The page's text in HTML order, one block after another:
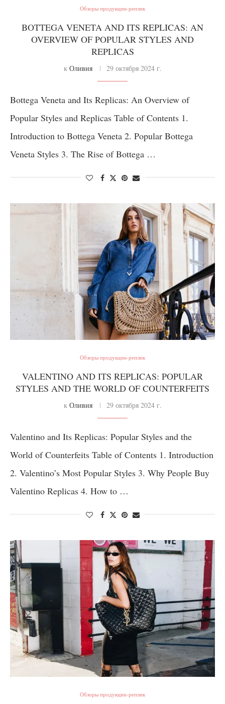
Обзоры продукции-реплик
BOTTEGA VENETA AND ITS REPLICAS: AN
OVERVIEW OF POPULAR STYLES AND
REPLICAS
к Оливия 29 октября 2024 г.
Bottega Veneta and Its Replicas: An Overview of
Popular Styles and Replicas Table of Contents 1.
Introduction to Bottega Veneta 2. Popular Bottega
Veneta Styles 3. The Rise of Bottega …
Обзоры продукции-реплик
VALENTINO AND ITS REPLICAS: POPULAR
STYLES AND THE WORLD OF COUNTERFEITS
к Оливия 29 октября 2024 г.
Valentino and Its Replicas: Popular Styles and the
World of Counterfeits Table of Contents 1. Introduction
2. Valentino’s Most Popular Styles 3. Why People Buy
Valentino Replicas 4. How to …
Обзоры продукции-реплик